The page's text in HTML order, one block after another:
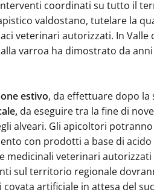
coordinati su tutto il
valdostano, tutelare la
veterinari autorizzati. In Valle
varroa ha dimostrato da
estivo, da effettuare dopo la
da eseguire tra la fine di
alveari. Gli apicoltori
con prodotti a base di acido
medicinali veterinari autorizzati
sul territorio regionale
artificiale in attesa del